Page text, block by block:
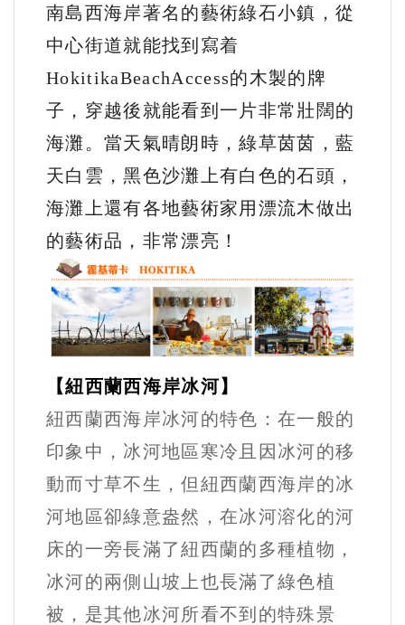
南島西海岸著名的藝術綠石小鎮，從
中心街道就能找到寫着
HokitikaBeachAccess的木製的牌
子，穿越後就能看到一片非常壯闊的
海灘。當天氣晴朗時，綠草茵茵，藍
天白雲，黑色沙灘上有白色的石頭，
海灘上還有各地藝術家用漂流木做出
的藝術品，非常漂亮！
【紐西蘭西海岸冰河】
紐西蘭西海岸冰河的特色：在一般的
印象中，冰河地區寒冷且因冰河的移
動而寸草不生，但紐西蘭西海岸的冰
河地區卻綠意盎然，在冰河溶化的河
床的一旁長滿了紐西蘭的多種植物，
冰河的兩側山坡上也長滿了綠色植
被，是其他冰河所看不到的特殊景